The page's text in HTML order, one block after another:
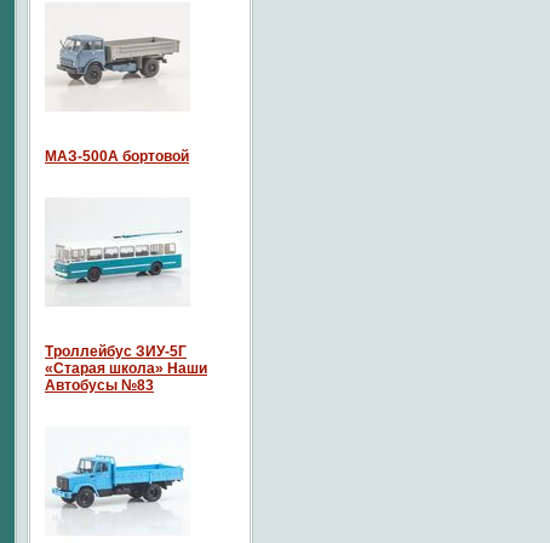
МАЗ-500А бортовой
Троллейбус ЗИУ-5Г
«Старая школа» Наши
Автобусы №83